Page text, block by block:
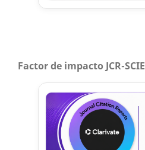
Factor de impacto JCR-SCIE